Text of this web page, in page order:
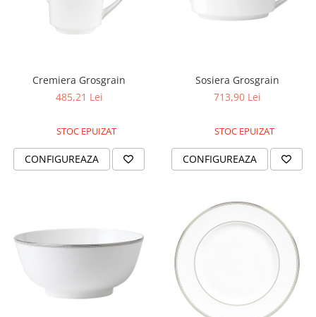
Cremiera Grosgrain
485,21 Lei
STOC EPUIZAT
CONFIGUREAZA
Sosiera Grosgrain
713,90 Lei
STOC EPUIZAT
CONFIGUREAZA